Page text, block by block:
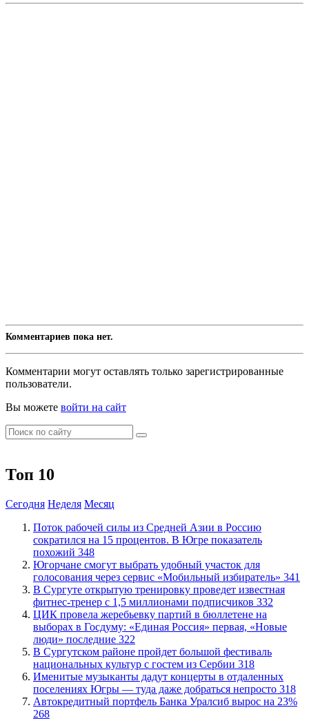
Комментариев пока нет.
Комментарии могут оставлять только зарегистрированные
пользователи.
Вы можете войти на сайт
Топ 10
Сегодня Неделя Месяц
Поток рабочей силы из Средней Азии в Россию
сократился на 15 процентов. В Югре показатель
похожий 348
Югорчане смогут выбрать удобный участок для
голосования через сервис «Мобильный избиратель» 341
В Сургуте открытую тренировку проведет известная
фитнес-тренер с 1,5 миллионами подписчиков 332
ЦИК провела жеребьевку партий в бюллетене на
выборах в Госдуму: «Единая Россия» первая, «Новые
люди» последние 322
В Сургутском районе пройдет большой фестиваль
национальных культур с гостем из Сербии 318
Именитые музыканты дадут концерты в отдаленных
поселениях Югры — туда даже добраться непросто 318
​Автокредитный портфель Банка Уралсиб вырос на 23%
268